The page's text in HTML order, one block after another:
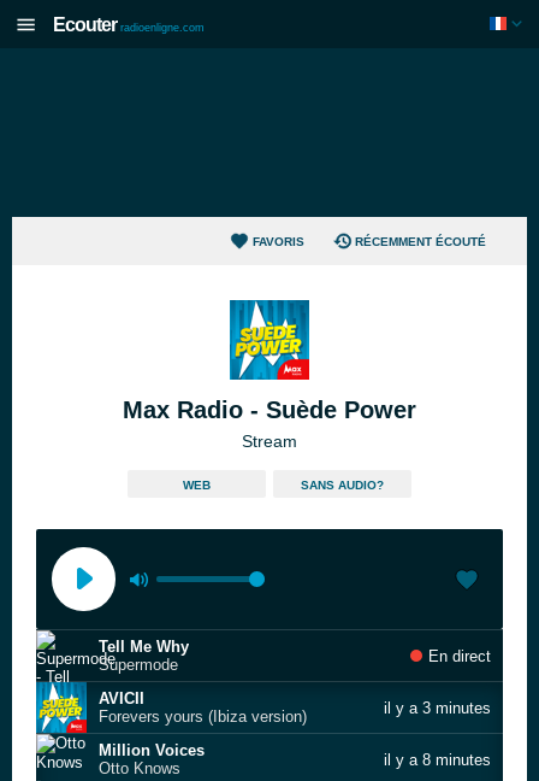
Ecouter radioenligne.com
FAVORIS RÉCEMMENT ÉCOUTÉ
Max Radio - Suède Power
Stream
WEB SANS AUDIO?
Tell Me Why
Supermode
En direct
AVICII
Forevers yours (Ibiza version)
il y a 3 minutes
Million Voices
Otto Knows
il y a 8 minutes